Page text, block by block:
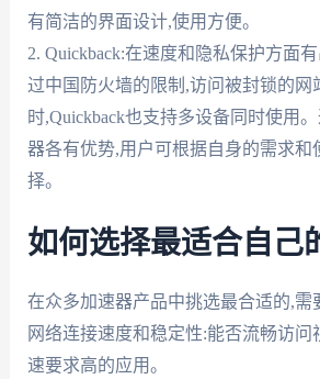
有简洁的界面设计,使用方便。
2. Quickback:在速度和隐私保护方面
过中国防火墙的限制,访问被封锁的网
时,Quickback也支持多设备同时使用
器各有优势,用户可根据自身的需求和
择。
如何选择最适合自己
在众多加速器产品中挑选最合适的,需
网络连接速度和稳定性:能否流畅访问
速要求高的应用。